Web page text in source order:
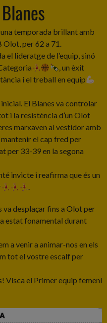
temporada brillant amb
Olot, per 62 a 71.
el lideratge de l’equip, sinó
, un èxit
i el treball en equip
El Blanes va controlar
i la resistència d’un Olot
marxaven al vestidor amb
el cap fred per
per 33-39 en la segona
invicte i reafirma que és un
.
va desplaçar fins a Olot per
estat fonamental durant
a venir a animar-nos en els
tot el vostre escalf per
Visca el Primer equip femení